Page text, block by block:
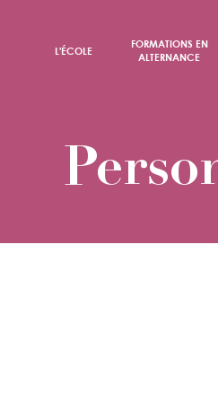
L'ÉCOLE
FORMATIONS EN
ALTERNANCE